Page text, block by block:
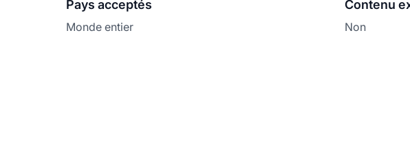
Pays acceptés
Monde entier
Contenu
Non